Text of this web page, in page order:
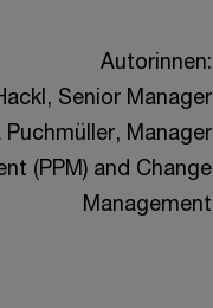
Autorinnen:
Senior Manager
Puchmüller, Manager
(PPM) and Change
Management